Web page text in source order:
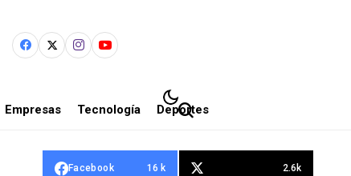
Empresas Tecnología Deportes
Facebook 16 k 2.6k